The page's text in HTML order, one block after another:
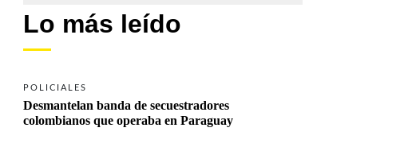
Lo más leído
POLICIALES
Desmantelan banda de secuestradores
colombianos que operaba en Paraguay